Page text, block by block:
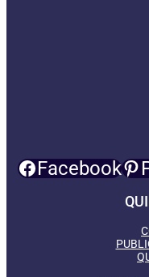
Facebook